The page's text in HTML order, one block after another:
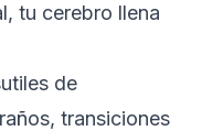
tu cerebro llena
de
transiciones